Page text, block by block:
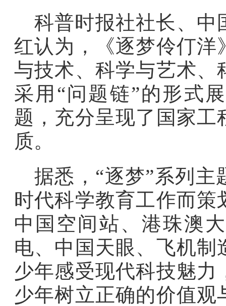
科普时报社社长、中
红认为，《逐梦伶仃洋
与技术、科学与艺术、
采用“问题链”的形式
题，充分呈现了国家
质。
据悉，“逐梦”系列
时代科学教育工作而
中国空间站、港珠澳
电、中国天眼、飞机
少年感受现代科技魅
少年树立正确的价值